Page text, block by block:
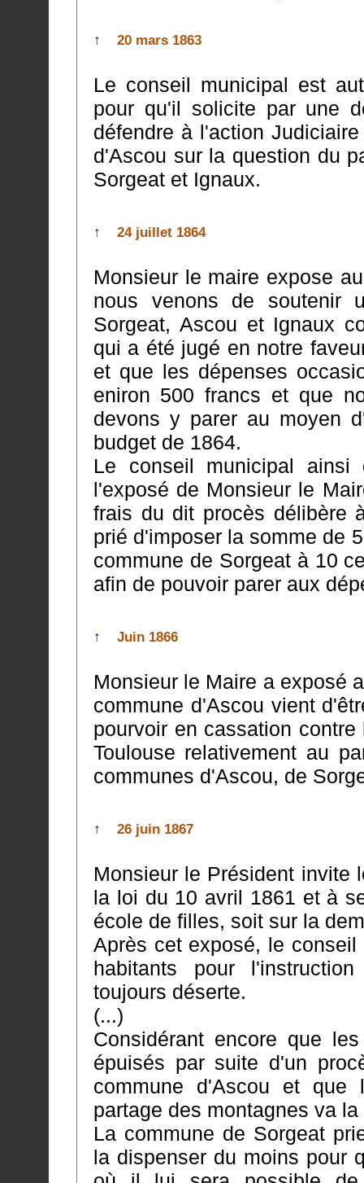
↑ 20 mars 1863
Le conseil municipal est
pour qu'il solicite par une délibération
défendre à l'action
d'Ascou sur la question du partage des biens indivis entre Ascou,
Sorgeat et Ignaux.
↑ 24 juillet 1864
Monsieur le maire expose
nous venons de soutenir un
Sorgeat, Ascou et Ignaux
qui a été jugé en notre faveur au tribunal de Foix le 11
et que les dépenses
eniron 500 francs et que nous sommes sans francs, que nous
devons y parer au moyen
budget de 1864.
Le conseil municipal
l'exposé de Monsieur le Maire et l'urgence
frais du dit procès délibère
prié d'imposer la somme de 500 francs sur le budget de 1864 de la
commune de Sorgeat à 10
afin de pouvoir parer aux
↑ Juin 1866
Monsieur le Maire a exposé
commune d'Ascou vient d'être autorisée par
pourvoir en cassation
Toulouse relativement au partage des montagnes entre les trois
communes d'Ascou, de
↑ 26 juin 1867
Monsieur le Président invite
la loi du 10 avril 1861 et à se prononcer soit sur la création
école de filles, soit sur la
Après cet exposé, le
habitants pour l'instruction des filles, l'école
toujours déserte.
(...)
Considérant encore que
épuisés par suite d'un procès
commune d'Ascou et
La commune de Sorgeat
la dispenser du moins pour quelques